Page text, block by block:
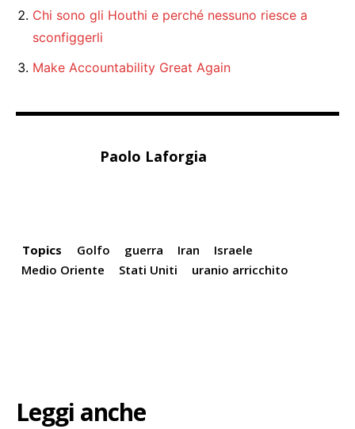
Chi sono gli Houthi e perché nessuno riesce a
sconfiggerli
Make Accountability Great Again
Paolo Laforgia
Topics Golfo guerra Iran
Israele
Medio Oriente
Stati Uniti uranio arricchito
Leggi anche